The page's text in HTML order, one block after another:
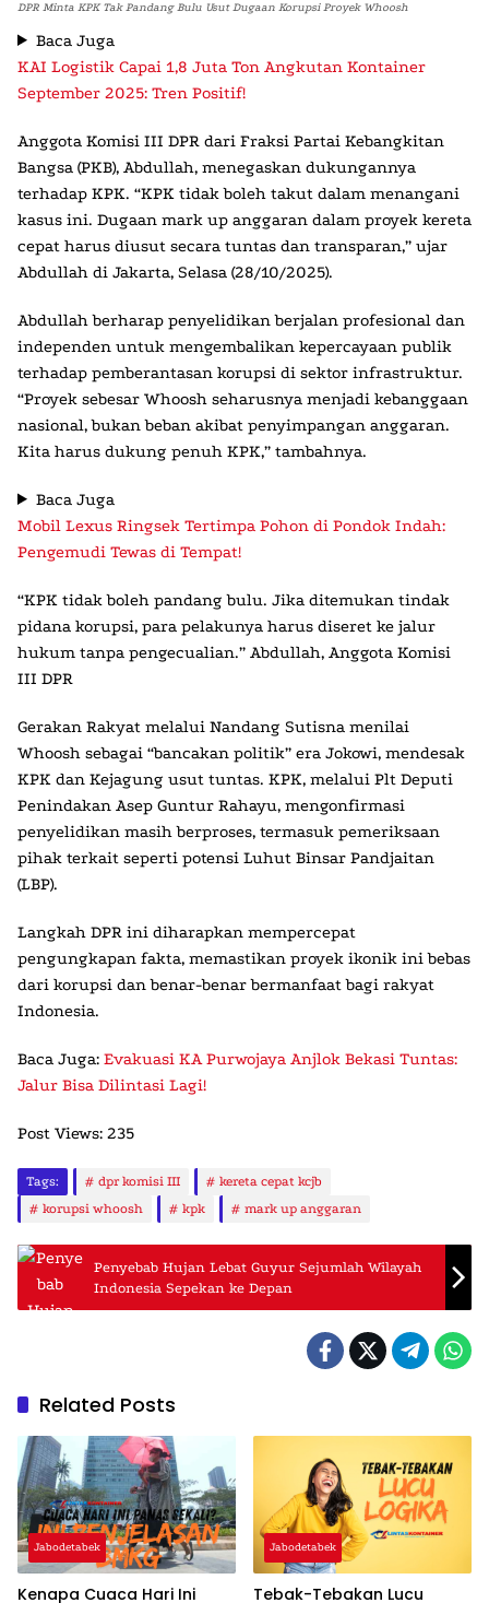
DPR Minta KPK Tak Pandang Bulu Usut Dugaan Korupsi Proyek Whoosh
Baca Juga
KAI Logistik Capai 1,8 Juta Ton Angkutan Kontainer
September 2025: Tren Positif!
Anggota Komisi III DPR dari Fraksi Partai Kebangkitan
Bangsa (PKB), Abdullah, menegaskan dukungannya
terhadap KPK. “KPK tidak boleh takut dalam menangani
kasus ini. Dugaan mark up anggaran dalam proyek kereta
cepat harus diusut secara tuntas dan transparan,” ujar
Abdullah di Jakarta, Selasa (28/10/2025).
Abdullah berharap penyelidikan berjalan profesional dan
independen untuk mengembalikan kepercayaan publik
terhadap pemberantasan korupsi di sektor infrastruktur.
“Proyek sebesar Whoosh seharusnya menjadi kebanggaan
nasional, bukan beban akibat penyimpangan anggaran.
Kita harus dukung penuh KPK,” tambahnya.
Baca Juga
Mobil Lexus Ringsek Tertimpa Pohon di Pondok Indah:
Pengemudi Tewas di Tempat!
“KPK tidak boleh pandang bulu. Jika ditemukan tindak
pidana korupsi, para pelakunya harus diseret ke jalur
hukum tanpa pengecualian.” Abdullah, Anggota Komisi
III DPR
Gerakan Rakyat melalui Nandang Sutisna menilai
Whoosh sebagai “bancakan politik” era Jokowi, mendesak
KPK dan Kejagung usut tuntas. KPK, melalui Plt Deputi
Penindakan Asep Guntur Rahayu, mengonfirmasi
penyelidikan masih berproses, termasuk pemeriksaan
pihak terkait seperti potensi Luhut Binsar Pandjaitan
(LBP).
Langkah DPR ini diharapkan mempercepat
pengungkapan fakta, memastikan proyek ikonik ini bebas
dari korupsi dan benar-benar bermanfaat bagi rakyat
Indonesia.
Baca Juga: Evakuasi KA Purwojaya Anjlok Bekasi Tuntas:
Jalur Bisa Dilintasi Lagi!
Post Views: 235
Tags: dpr komisi III
kereta cepat kcjb
korupsi whoosh
kpk mark up anggaran
Penyebab Hujan Lebat Guyur Sejumlah Wilayah
Indonesia Sepekan ke Depan
Related Posts
Jabodetabek
Kenapa Cuaca Hari Ini
Jabodetabek
Tebak-Tebakan Lucu